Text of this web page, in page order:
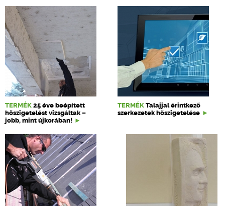
TERMÉK 25 éve beépített
hőszigetelést vizsgáltak –
jobb, mint újkorában!
TERMÉK Talajjal érintkező
szerkezetek hőszigetelése